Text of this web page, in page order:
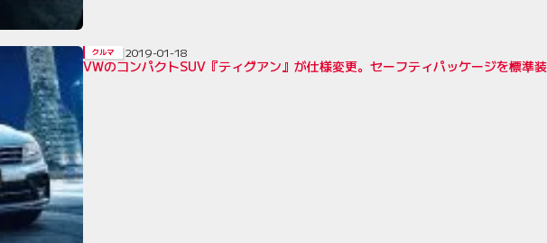
VWのコンパクトSUV『ティグアン』が仕様変更。セーフティパッケージを標準
クルマ 2019-01-18